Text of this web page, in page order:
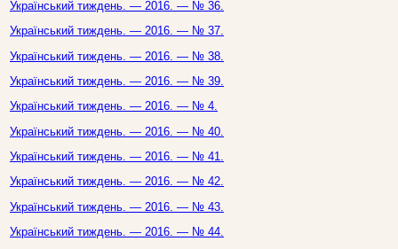
Український тиждень. — 2016. — № 36.
Український тиждень. — 2016. — № 37.
Український тиждень. — 2016. — № 38.
Український тиждень. — 2016. — № 39.
Український тиждень. — 2016. — № 4.
Український тиждень. — 2016. — № 40.
Український тиждень. — 2016. — № 41.
Український тиждень. — 2016. — № 42.
Український тиждень. — 2016. — № 43.
Український тиждень. — 2016. — № 44.